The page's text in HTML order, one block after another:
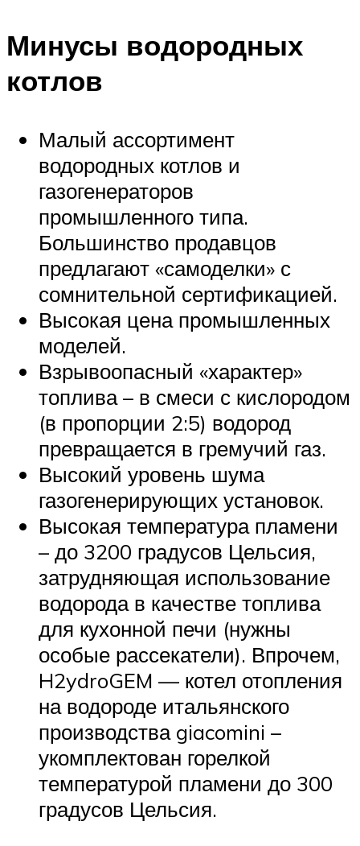
Минусы водородных
котлов
Малый ассортимент
водородных котлов и
газогенераторов
промышленного типа.
Большинство продавцов
предлагают «самоделки» с
сомнительной сертификацией.
Высокая цена промышленных
моделей.
Взрывоопасный «характер»
топлива – в смеси с кислородом
(в пропорции 2:5) водород
превращается в гремучий газ.
Высокий уровень шума
газогенерирующих установок.
Высокая температура пламени
– до 3200 градусов Цельсия,
затрудняющая использование
водорода в качестве топлива
для кухонной печи (нужны
особые рассекатели). Впрочем,
H2ydroGEM — котел отопления
на водороде итальянского
производства giacomini –
укомплектован горелкой
температурой пламени до 300
градусов Цельсия.